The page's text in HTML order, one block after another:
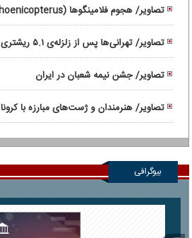
قرنطینه
تصاویر/ تهرانی‌ها پس از زلزله‌ی ۵.۱ ریشتری
تصاویر/ جشن نیمه شعبان در ایران
تصاویر/ هنرمندان و ژست‌های مبارزه با کرونا
بیوگرافی